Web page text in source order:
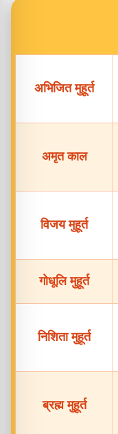
अभिजित मुहूर्त
अमृत काल
विजय मुहूर्त
गोधूलि मुहूर्त
निशिता मुहूर्त
ब्रह्म मुहूर्त